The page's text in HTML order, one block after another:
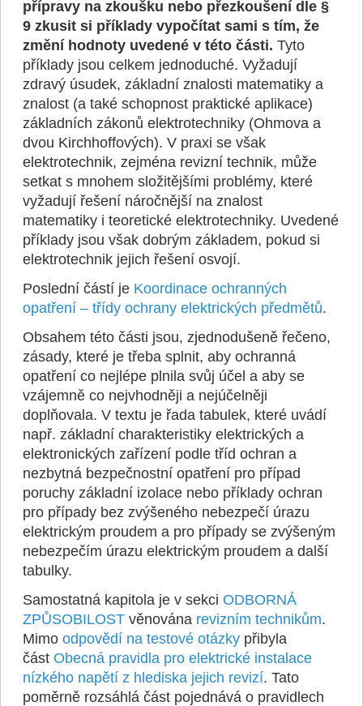
přípravy na zkoušku nebo přezkoušení dle §
9 zkusit si příklady vypočítat sami s tím, že
změní hodnoty uvedené v této části. Tyto
příklady jsou celkem jednoduché. Vyžadují
zdravý úsudek, základní znalosti matematiky a
znalost (a také schopnost praktické aplikace)
základních zákonů elektrotechniky (Ohmova a
dvou Kirchhoffových). V praxi se však
elektrotechnik, zejména revizní technik, může
setkat s mnohem složitějšími problémy, které
vyžadují řešení náročnější na znalost
matematiky i teoretické elektrotechniky. Uvedené
příklady jsou však dobrým základem, pokud si
elektrotechnik jejich řešení osvojí.
Poslední částí je Koordinace ochranných
opatření – třídy ochrany elektrických předmětů.
Obsahem této části jsou, zjednodušeně řečeno,
zásady, které je třeba splnit, aby ochranná
opatření co nejlépe plnila svůj účel a aby se
vzájemně co nejvhodněji a nejúčelněji
doplňovala. V textu je řada tabulek, které uvádí
např. základní charakteristiky elektrických a
elektronických zařízení podle tříd ochran a
nezbytná bezpečnostní opatření pro případ
poruchy základní izolace nebo příklady ochran
pro případy bez zvýšeného nebezpečí úrazu
elektrickým proudem a pro případy se zvýšeným
nebezpečím úrazu elektrickým proudem a další
tabulky.
Samostatná kapitola je v sekci ODBORNÁ
ZPŮSOBILOSTvěnována revizním technikům.
Mimo odpovědí na testové otázkypřibyla
část Obecná pravidla pro elektrické instalace
nízkého napětí z hlediska jejich revizí. Tato
poměrně rozsáhlá část pojednává o pravidlech